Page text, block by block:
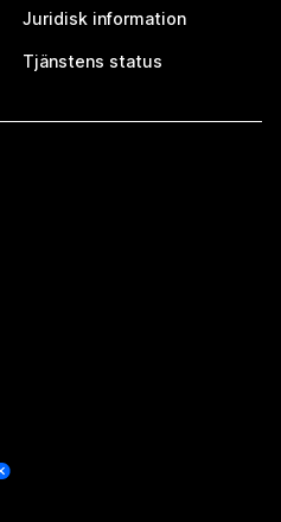
Juridisk information
Tjänstens status